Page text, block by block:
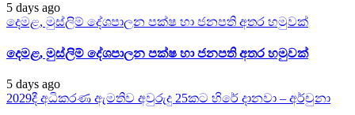
5 days ago
දෙමළ, මුස්ලිම් දේශපාලන පක්ෂ හා ජනපති අතර හමුවක්
දෙමළ, මුස්ලිම් දේශපාලන පක්ෂ හා ජනපති අතර හමුවක්
5 days ago
2029දී අධිකරණ ඇමතිව අවුරුදු 25කට හිරේ දානවා – අර්චුනා